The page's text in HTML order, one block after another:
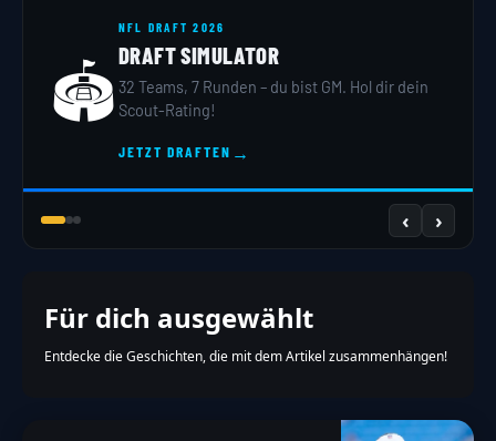
🏟️
NFL DRAFT 2026
DRAFT SIMULATOR
32 Teams, 7 Runden – du bist GM. Hol dir dein
Scout-Rating!
JETZT DRAFTEN →
‹ ›
Für dich ausgewählt
Entdecke die Geschichten, die mit dem Artikel zusammenhängen!